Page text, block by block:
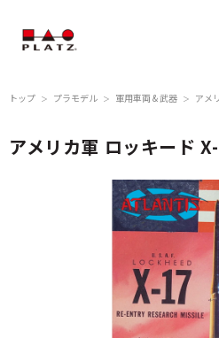
トップ ＞ プラモデル ＞ 軍用車両 & 武器 ＞ アメ
アメリカ軍 ロッキード